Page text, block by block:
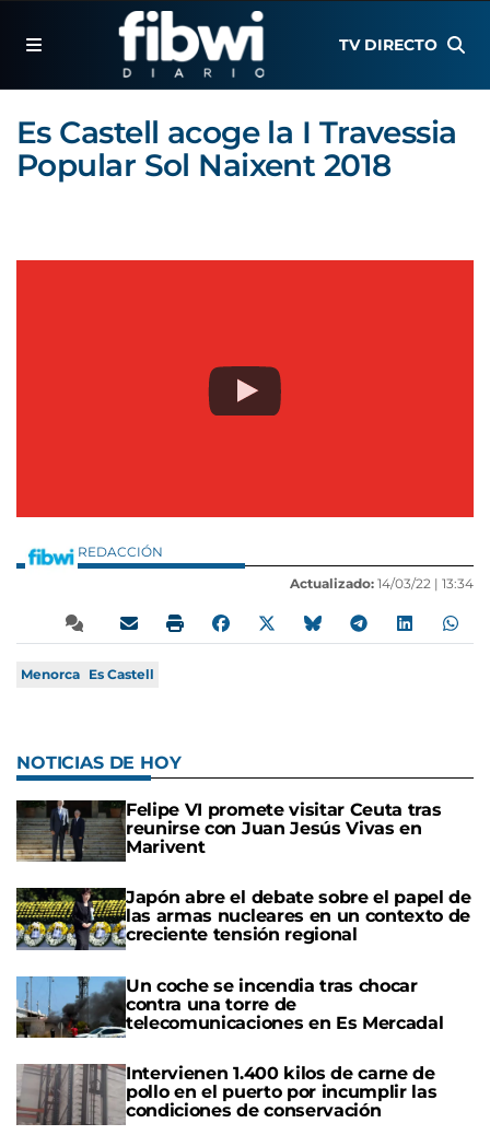
TV DIRECTO
Es Castell acoge la I Travessia
Popular Sol Naixent 2018
REDACCIÓN
Actualizado: 14/03/22 | 13:34
Menorca Es Castell
NOTICIAS DE HOY
Felipe VI promete visitar Ceuta tras
reunirse con Juan Jesús Vivas en
Marivent
Japón abre el debate sobre el papel de
las armas nucleares en un contexto de
creciente tensión regional
Un coche se incendia tras chocar
contra una torre de
telecomunicaciones en Es Mercadal
Intervienen 1.400 kilos de carne de
pollo en el puerto por incumplir las
condiciones de conservación